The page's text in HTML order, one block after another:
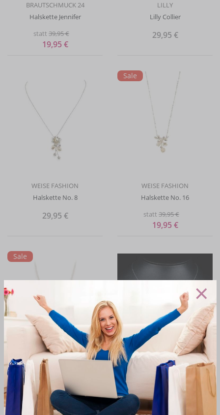
BRAUTSCHMUCK 24
Halskette Jennifer
statt 39,95 €
19,95 €
LILLY
Lilly Collier
29,95 €
WEISE FASHION
Halskette No. 8
29,95 €
Sale
WEISE FASHION
Halskette No. 16
statt 39,95 €
19,95 €
Sale
ACHBERGER
Halskette mit Anhänger Iris
statt
49,95 €
29,95 €
BRAUTSCHMUCK 24
Halskette Marilyn
19,95 €
×